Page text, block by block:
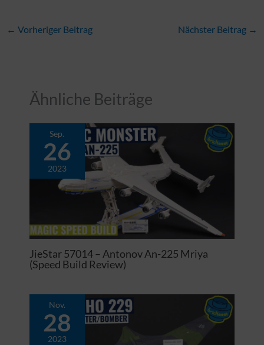
← Vorheriger Beitrag Nächster Beitrag →
Ähnliche Beiträge
Sep.
26
2023
JieStar 57014 – Antonov An-225 Mriya
(Speed Build Review)
Nov.
28
2023